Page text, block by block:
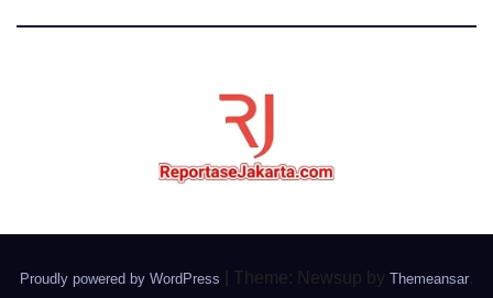
Proudly powered by WordPress Theme: Newsup by Themeansar.